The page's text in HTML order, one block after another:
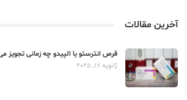
آخرین مقالات
قرص انترستو یا الپیدو چه زمانی تجویز
ژانویه 17, 2025